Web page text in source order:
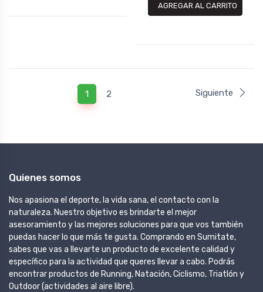
AGREGAR AL CARRITO
1 2 Siguiente
Quienes somos
Nos apasiona el deporte, la vida sana, el contacto con la
naturaleza. Nuestro objetivo es brindarte el mejor
asesoramiento y las mejores soluciones para que vos también
puedas hacer lo que más te gusta. Comprando en Sumitate,
sabes que vas a llevarte un producto de excelente calidad y
específico para la actividad que queres llevar a cabo. Podrás
encontrar productos de Running, Natación, Ciclismo, Triatlón y
Outdoor (actividades al aire libre).